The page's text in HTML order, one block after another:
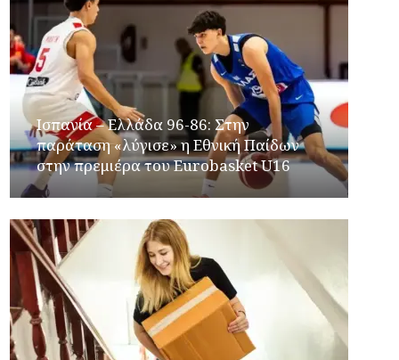
Ισπανία – Ελλάδα 96-86: Στην
παράταση «λύγισε» η Εθνική Παίδων
στην πρεμιέρα του Eurobasket U16